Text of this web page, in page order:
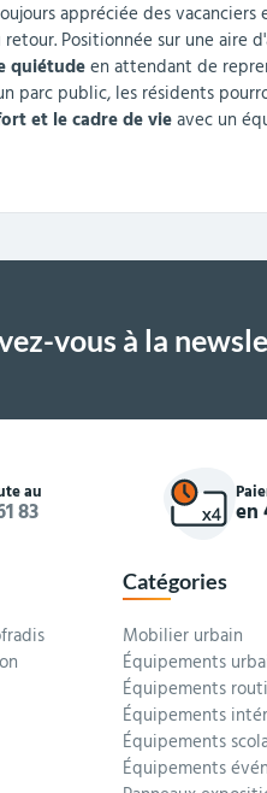
appréciée des
Positionnée sur une
quiétudeen attendant de
parc public, les résidents
et le cadre de vieavec un
vous à la
au
83 en
Catégories
Mobilier urbain
Équipements
Équipements
Équipements
Équipements